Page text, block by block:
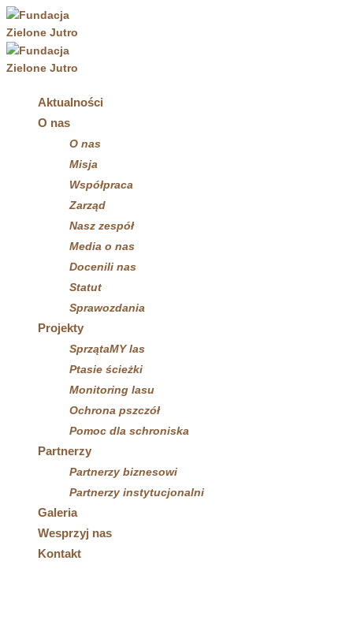
Aktualności
O nas
O nas
Misja
Współpraca
Zarząd
Nasz zespół
Media o nas
Docenili nas
Statut
Sprawozdania
Projekty
SprzątaMY las
Ptasie ścieżki
Monitoring lasu
Ochrona pszczół
Pomoc dla schroniska
Partnerzy
Partnerzy biznesowi
Partnerzy instytucjonalni
Galeria
Wesprzyj nas
Kontakt